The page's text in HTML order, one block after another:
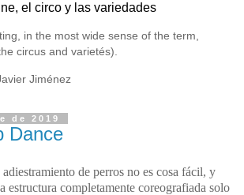
el circo y las variedades
in the most wide sense of the term,
circus and varietés).
Jiménez
de 2019
Dance
de perros no es cosa fácil, y
estructura completamente coreografiada solo